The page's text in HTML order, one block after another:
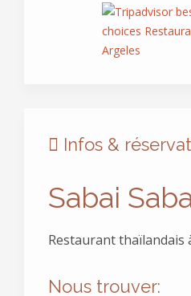
Infos &
Sabai
Restaurant thaïlandais
Nous trouver: